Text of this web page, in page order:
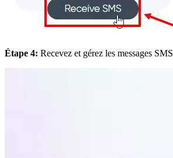
Étape 4: Recevez et gérez les messages SMS